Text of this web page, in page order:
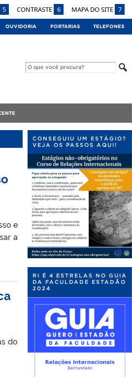
5 CONTRASTE 6 MAPA DO SITE 7
OUVIDORIA PORTARIAS TELEFONES
e
a
do
CONSEGUIU UM ESTÁGIO?
VEJA OS PASSOS AQUI!
RI É 4 ESTRELAS NO GUIA
DA FACULDADE ESTADÃO
2024